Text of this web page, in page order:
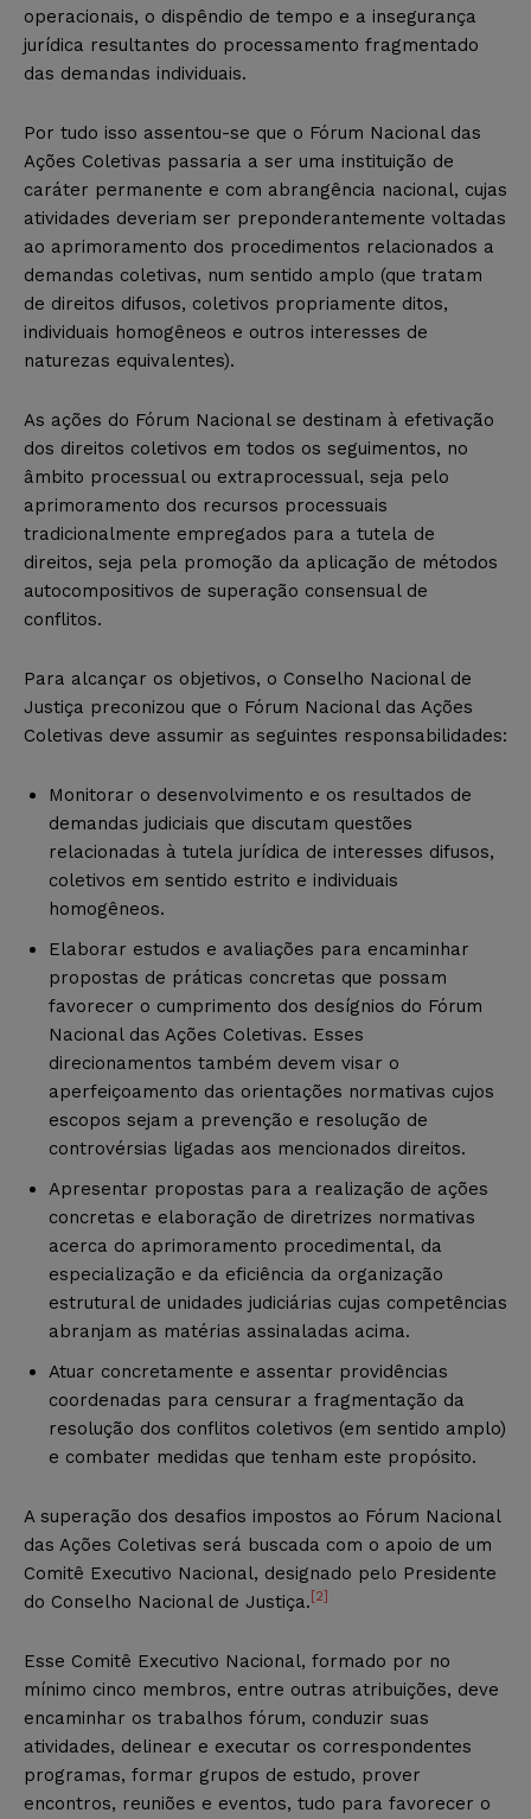
operacionais, o dispêndio de tempo e a insegurança
jurídica resultantes do processamento fragmentado
das demandas individuais.
Por tudo isso assentou-se que o Fórum Nacional das
Ações Coletivas passaria a ser uma instituição de
caráter permanente e com abrangência nacional, cujas
atividades deveriam ser preponderantemente voltadas
ao aprimoramento dos procedimentos relacionados a
demandas coletivas, num sentido amplo (que tratam
de direitos difusos, coletivos propriamente ditos,
individuais homogêneos e outros interesses de
naturezas equivalentes).
As ações do Fórum Nacional se destinam à efetivação
dos direitos coletivos em todos os seguimentos, no
âmbito processual ou extraprocessual, seja pelo
aprimoramento dos recursos processuais
tradicionalmente empregados para a tutela de
direitos, seja pela promoção da aplicação de métodos
autocompositivos de superação consensual de
conflitos.
Para alcançar os objetivos, o Conselho Nacional de
Justiça preconizou que o Fórum Nacional das Ações
Coletivas deve assumir as seguintes responsabilidades:
Monitorar o desenvolvimento e os resultados de
demandas judiciais que discutam questões
relacionadas à tutela jurídica de interesses difusos,
coletivos em sentido estrito e individuais
homogêneos.
Elaborar estudos e avaliações para encaminhar
propostas de práticas concretas que possam
favorecer o cumprimento dos desígnios do Fórum
Nacional das Ações Coletivas. Esses
direcionamentos também devem visar o
aperfeiçoamento das orientações normativas cujos
escopos sejam a prevenção e resolução de
controvérsias ligadas aos mencionados direitos.
Apresentar propostas para a realização de ações
concretas e elaboração de diretrizes normativas
acerca do aprimoramento procedimental, da
especialização e da eficiência da organização
estrutural de unidades judiciárias cujas competências
abranjam as matérias assinaladas acima.
Atuar concretamente e assentar providências
coordenadas para censurar a fragmentação da
resolução dos conflitos coletivos (em sentido amplo)
e combater medidas que tenham este propósito.
A superação dos desafios impostos ao Fórum Nacional
das Ações Coletivas será buscada com o apoio de um
Comitê Executivo Nacional, designado pelo Presidente
do Conselho Nacional de Justiça. [2]
Esse Comitê Executivo Nacional, formado por no
mínimo cinco membros, entre outras atribuições, deve
encaminhar os trabalhos fórum, conduzir suas
atividades, delinear e executar os correspondentes
programas, formar grupos de estudo, prover
encontros, reuniões e eventos, tudo para favorecer o